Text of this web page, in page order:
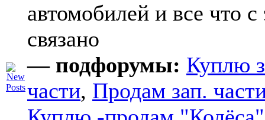
автомобилей и все что с
связано
— подфорумы: Куплю
части, Продам зап.